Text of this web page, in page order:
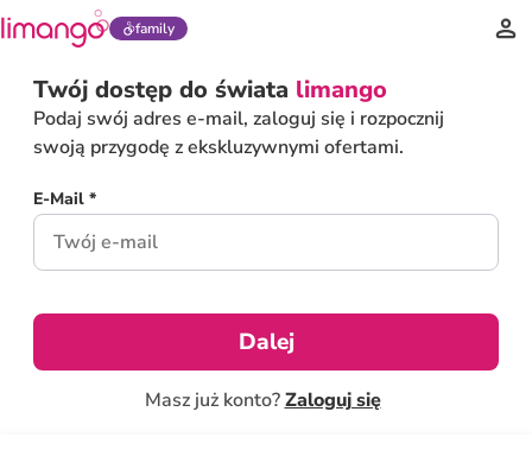
family
Twój dostęp do świata limango
Podaj swój adres e-mail, zaloguj się i rozpocznij
swoją przygodę z ekskluzywnymi ofertami.
E-Mail *
Dalej
Masz już konto?Zaloguj się